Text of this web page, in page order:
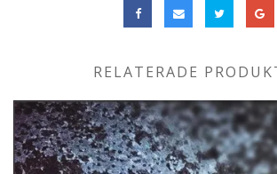
RELATERADE